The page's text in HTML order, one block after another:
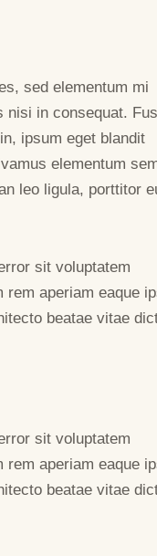
sed elementum mi
nisi in consequat.
ipsum eget blandit
elementum
leo ligula, porttitor
sit voluptatem
rem aperiam eaque
beatae vitae
sit voluptatem
rem aperiam eaque
beatae vitae